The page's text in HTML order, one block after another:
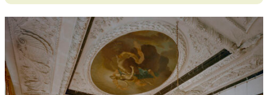
is
de
kwestie)